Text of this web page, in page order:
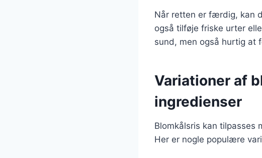
Når retten er færdig, kan
også tilføje friske urter
sund, men også hurtig at
Variationer af
ingredienser
Blomkålsris kan tilpasses
Her er nogle populære